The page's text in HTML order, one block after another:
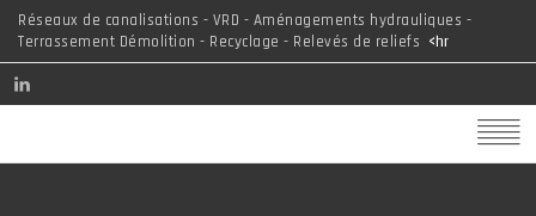
Réseaux de canalisations - VRD - Aménagements hydrauliques -
Terrassement Démolition - Recyclage - Relevés de reliefs <hr